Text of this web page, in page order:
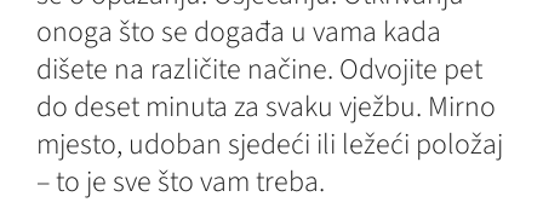
onoga što se događa u vama kada
dišete na različite načine. Odvojite pet
do deset minuta za svaku vježbu. Mirno
mjesto, udoban sjedeći ili ležeći položaj
– to je sve što vam treba.